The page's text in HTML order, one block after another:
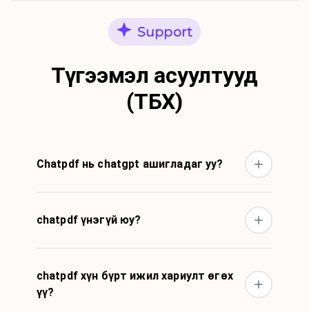
Support
Түгээмэл асуултууд
(ТБХ)
Chatpdf нь chatgpt ашигладаг уу?
chatpdf үнэгүй юу?
chatpdf хүн бүрт ижил хариулт өгөх
үү?